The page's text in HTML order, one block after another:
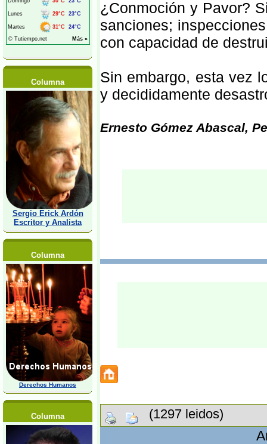
Columna
Sergio Erick Ardón
Escritor y Analista
Columna
Derechos Humanos
Columna
¿Conmoción y Pavor?
sanciones;
con capacidad de
Sin embargo, esta vez
y decididamente
Ernesto Gómez Abascal,
(1297 leidos)